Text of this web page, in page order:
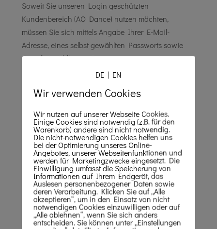
Soweit Sie unseren Login geschützten
Kundenbereich (AO Dance) nutzen möchten,
müssen Sie sich mittels Angabe Ihrer E-Mail-
Adresse, eines selbst gewählten Passworts sowie
Ihres frei wählbaren Benutzernamens registrieren.
Es besteht kein Klarnamenszwang, eine
für die Registrierung das sog. Double-opt-in-
Verfahren, d. h. Ihre Registrierung ist erst
abgeschlossen, wenn Sie zuvor Ihre Anmeldung
über eine Ihnen zu diesem Zweck zugesandte
Bestätigungs-E-Mail durch Klick auf den darin
enthaltenem Link bestätigt haben. Falls Ihre
diesbezügliche Bestätigung nicht binnen
24 Stunden erfolgt, wird Ihre Anmeldung
automatisch aus unserer Datenbank gelöscht. Die
Angabe der zuvor genannten Daten ist
DE| EN
Wir verwenden Cookies
Wir nutzen auf unserer Webseite Cookies.
Einige Cookies sind notwendig (z.B. für den
Warenkorb) andere sind nicht notwendig.
Die nicht-notwendigen Cookies helfen uns
bei der Optimierung unseres Online-
Angebotes, unserer Webseitenfunktionen und
werden für Marketingzwecke eingesetzt. Die
Einwilligung umfasst die Speicherung von
Informationen auf Ihrem Endgerät, das
Auslesen personenbezogener Daten sowie
deren Verarbeitung. Klicken Sie auf „Alle
akzeptieren“, um in den Einsatz von nicht
notwendigen Cookies einzuwilligen oder auf
„Alle ablehnen“, wenn Sie sich anders
entscheiden. Sie können unter „Einstellungen